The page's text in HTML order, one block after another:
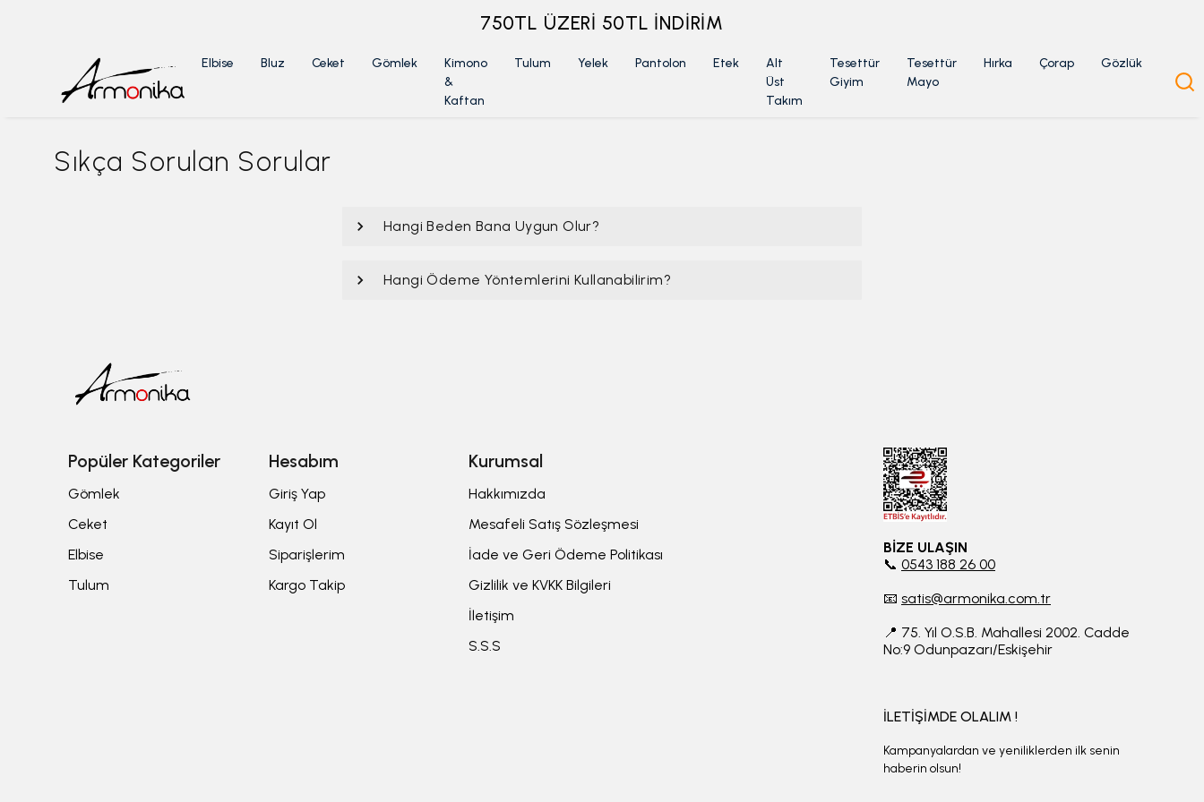
750TL ÜZERİ 50TL İNDİRİM
Elbise Bluz Ceket Gömlek
Kimono
&
Kaftan
Tulum Yelek Pantolon Etek
Alt
Üst
Takım
Tesettür
Giyim
Tesettür
Mayo
Hırka Çorap Gözlük
Sıkça Sorulan Sorular
Hangi Beden Bana Uygun Olur?
Hangi Ödeme Yöntemlerini Kullanabilirim?
Popüler Kategoriler
Gömlek
Ceket
Elbise
Tulum
Hesabım
Giriş Yap
Kayıt Ol
Siparişlerim
Kargo Takip
Kurumsal
Hakkımızda
Mesafeli Satış Sözleşmesi
İade ve Geri Ödeme Politikası
Gizlilik ve KVKK Bilgileri
İletişim
S.S.S
BİZE ULAŞIN
📞 0543 188 26 00
📧 satis@armonika.com.tr
📍 75. Yıl O.S.B. Mahallesi 2002. Cadde
No:9 Odunpazarı/Eskişehir
İLETİŞİMDE OLALIM !
Kampanyalardan ve yeniliklerden ilk senin
haberin olsun!